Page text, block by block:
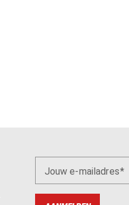
Jouw e-mailadres